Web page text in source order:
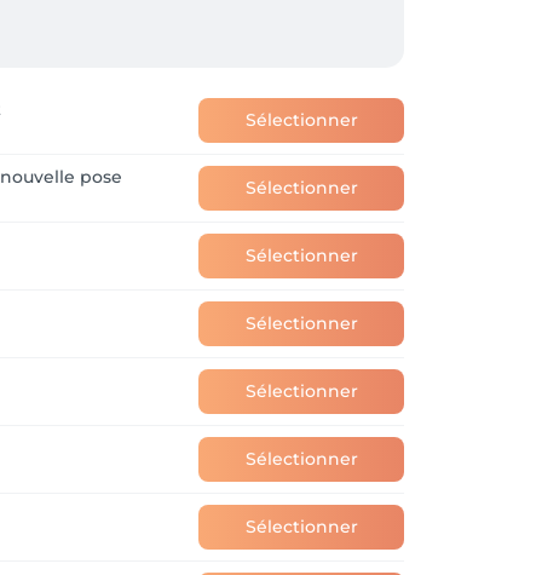
Sélectionner
pose Sélectionner
Sélectionner
Sélectionner
Sélectionner
Sélectionner
Sélectionner